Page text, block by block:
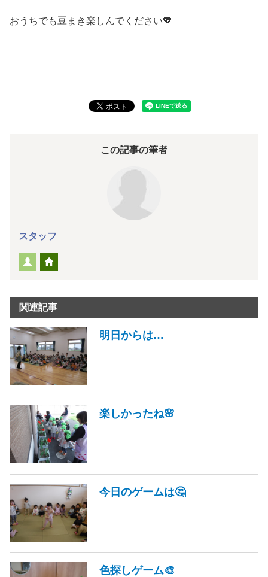
おうちでも豆まき楽しんでください💖
この記事の筆者
スタッフ
関連記事
明日からは…
楽しかったね🌸
今日のゲームは🤔
色探しゲーム🎨